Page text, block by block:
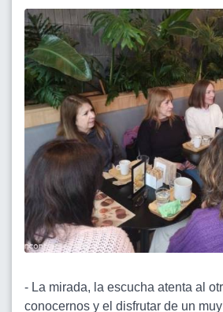
- La mirada, la escucha atenta al
conocernos y el disfrutar de un